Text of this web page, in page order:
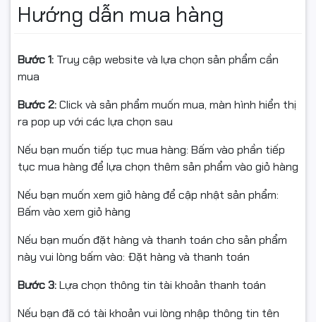
Sức mạnh vượt trội từ Ryzen 9
8940HX
Hướng dẫn mua hàng
Bước 1: Truy cập website và lựa chọn sản phẩm cần
mua
Bước 2:Click và sản phẩm muốn mua, màn hình hiển thị
ra pop up với các lựa chọn sau
Nếu bạn muốn tiếp tục mua hàng: Bấm vào phần tiếp
tục mua hàng để lựa chọn thêm sản phẩm vào giỏ hàng
Nếu bạn muốn xem giỏ hàng để cập nhật sản phẩm:
Bấm vào xem giỏ hàng
Nếu bạn muốn đặt hàng và thanh toán cho sản phẩm
này vui lòng bấm vào: Đặt hàng và thanh toán
Bước 3:Lựa chọn thông tin tài khoản thanh toán
Nếu bạn đã có tài khoản vui lòng nhập thông tin tên